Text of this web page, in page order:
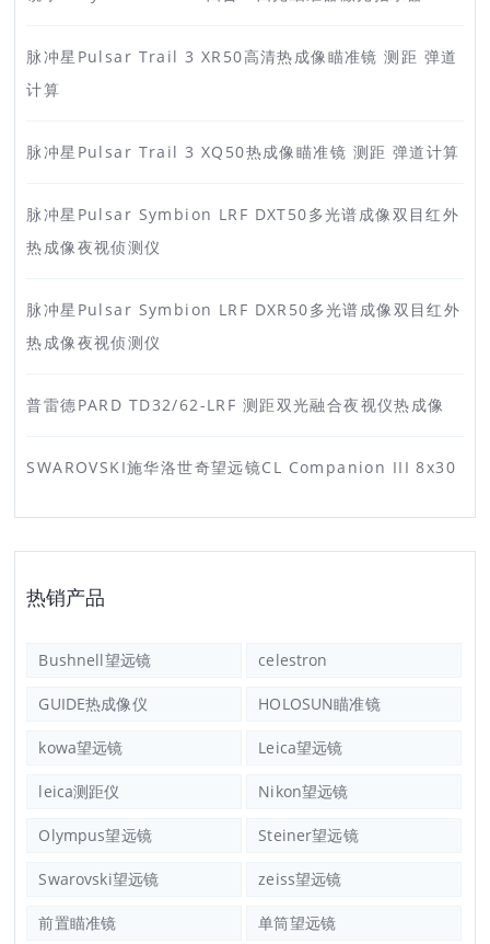
脉冲星Pulsar Trail 3 XR50高清热成像瞄准镜 测距 弹道
计算
脉冲星Pulsar Trail 3 XQ50热成像瞄准镜 测距 弹道计算
脉冲星Pulsar Symbion LRF DXT50多光谱成像双目红外
热成像夜视侦测仪
脉冲星Pulsar Symbion LRF DXR50多光谱成像双目红外
热成像夜视侦测仪
普雷德PARD TD32/62-LRF 测距双光融合夜视仪热成像
SWAROVSKI施华洛世奇望远镜CL Companion III 8x30
热销产品
Bushnell望远镜 celestron
GUIDE热成像仪 HOLOSUN瞄准镜
kowa望远镜 Leica望远镜
leica测距仪 Nikon望远镜
Olympus望远镜 Steiner望远镜
Swarovski望远镜 zeiss望远镜
前置瞄准镜 单筒望远镜